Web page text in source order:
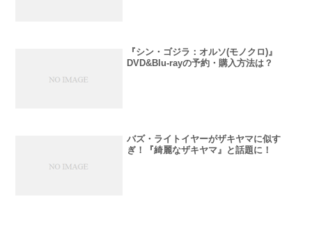
『シン・ゴジラ：オルソ(モノクロ)』
DVD&Blu-rayの予約・購入方法は？
バズ・ライトイヤーがザキヤマに似す
ぎ！『綺麗なザキヤマ』と話題に！